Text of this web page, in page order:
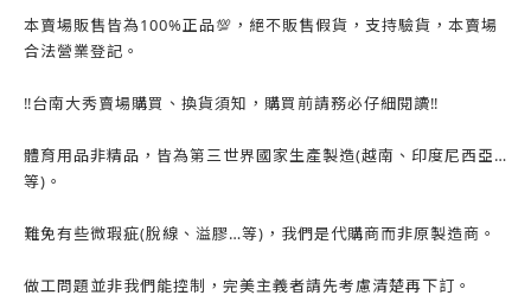
本賣場販售皆為100%正品💯，絕不販售假貨，支持驗貨，本賣場
合法營業登記。
‼️台南大秀賣場購買、換貨須知，購買前請務必仔細閱讀‼️
體育用品非精品，皆為第三世界國家生產製造(越南、印度尼西亞…
等)。
難免有些微瑕疵(脫線、溢膠…等)，我們是代購商而非原製造商。
做工問題並非我們能控制，完美主義者請先考慮清楚再下訂。